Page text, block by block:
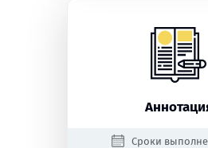
Сроки